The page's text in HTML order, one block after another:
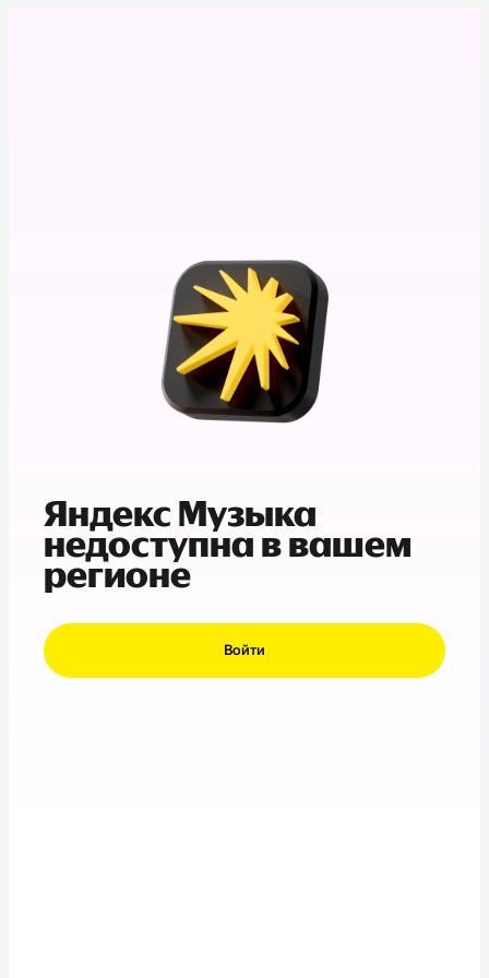
Яндекс Музыка
недоступна в вашем
регионе
Войти